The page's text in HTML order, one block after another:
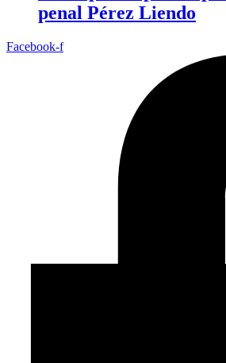
penal Pérez Liendo
Facebook-f